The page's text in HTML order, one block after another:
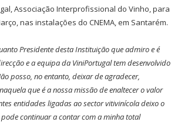
Associação Interprofissional do Vinho, para
nas instalações do CNEMA, em Santarém.
Presidente desta Instituição que admiro e é
e a equipa da ViniPortugal tem desenvolvido
posso, no entanto, deixar de agradecer,
que é a nossa missão de enaltecer o valor
entidades ligadas ao sector vitivinícola deixo o
continuar a contar com a minha total